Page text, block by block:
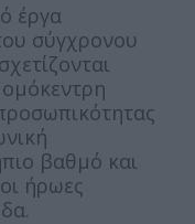
έργα
σύγχρονου
βαθμό και
ήρωες